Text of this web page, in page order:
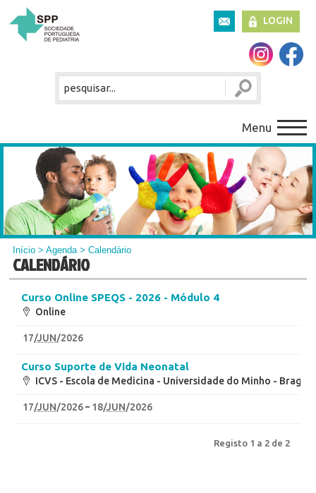
LOGIN
Menu
Início >Agenda> Calendário
CALENDÁRIO
Curso Online SPEQS - 2026 - Módulo 4
Online
17/JUN/2026
Curso Suporte de Vida Neonatal
ICVS - Escola de Medicina - Universidade do Minho - Braga
17/JUN/2026 18/JUN/2026
Registo 1 a 2 de 2